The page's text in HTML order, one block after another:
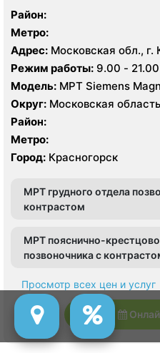
Район:
Метро:
Адрес: Московская обл., г.
Никольская ул., 52
Режим работы: 9.00 - 21.00
Модель: МРТ Siemens
Округ: Московская область
Район:
Метро:
Город: Красногорск
МРТ грудного отдела
контрастом
МРТ пояснично-
позвоночника с
Просмотр всех цен и услуг